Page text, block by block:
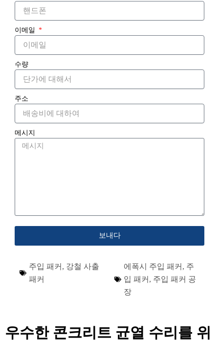
이메일
수량
주소
메시지
보내다
주입 패커 , 강철 사출
패커
에폭시 주입 패커 , 주
입 패커 , 주입 패커 공
장
우수한 콘크리트 균열 수리를 위